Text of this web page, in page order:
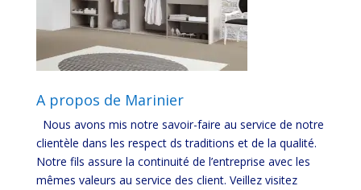
A propos de Marinier
Nous avons mis notre savoir-faire au service de notre
clientèle dans les respect ds traditions et de la qualité.
Notre fils assure la continuité de l’entreprise avec les
mêmes valeurs au service des client. Veillez visitez